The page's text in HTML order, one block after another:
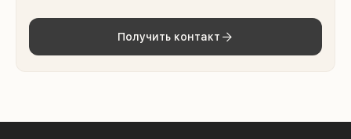
Получить контакт